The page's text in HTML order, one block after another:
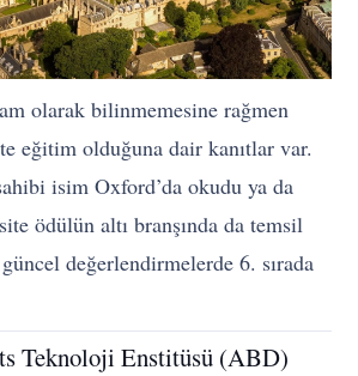
olarak bilinmemesine rağmen
eğitim olduğuna dair kanıtlar var.
isim Oxford’da okudu ya da
ödülün altı branşında da temsil
değerlendirmelerde 6. sırada
Teknoloji Enstitüsü (ABD)